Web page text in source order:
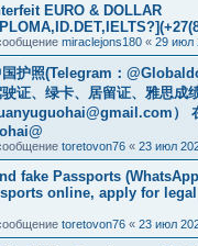
EURO & DOLLAR
miraclejons180 « 29 июл
护照(Telegram：
证、绿卡、居留证、雅思成
）
toretovon76 « 23 июл
fake Passports
online, apply for
toretovon76 « 23 июл